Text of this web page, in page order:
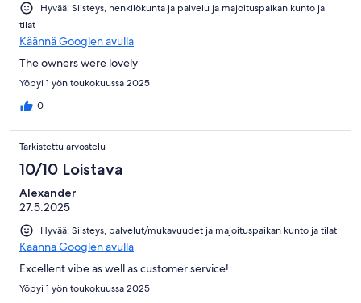
Hyvää: Siisteys, henkilökunta ja palvelu ja majoituspaikan kunto ja
tilat
Käännä Googlen avulla
The owners were lovely
Yöpyi 1 yön toukokuussa 2025
0
Tarkistettu arvostelu
10/10 Loistava
Alexander
27.5.2025
Hyvää: Siisteys, palvelut/mukavuudet ja majoituspaikan kunto ja tilat
Käännä Googlen avulla
Excellent vibe as well as customer service!
Yöpyi 1 yön toukokuussa 2025